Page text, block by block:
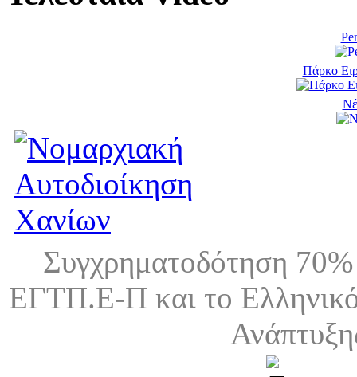
Πάρκο
Συγχρηματοδότηση
ΕΓΤΠ.Ε-Π και το